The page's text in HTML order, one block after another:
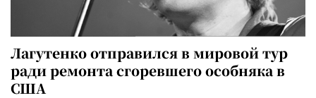
Лагутенко отправился в мировой тур
ради ремонта сгоревшего особняка в
США